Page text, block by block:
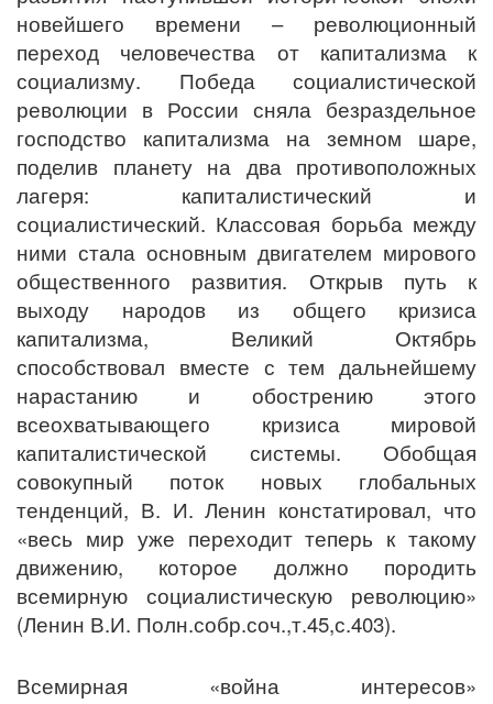
новейшего времени – революционный
переход человечества от капитализма к
социализму. Победа социалистической
революции в России сняла безраздельное
господство капитализма на земном шаре,
поделив планету на два противоположных
лагеря: капиталистический и
социалистический. Классовая борьба между
ними стала основным двигателем мирового
общественного развития. Открыв путь к
выходу народов из общего кризиса
капитализма, Великий Октябрь
способствовал вместе с тем дальнейшему
нарастанию и обострению этого
всеохватывающего кризиса мировой
капиталистической системы. Обобщая
совокупный поток новых глобальных
тенденций, В. И. Ленин констатировал, что
«весь мир уже переходит теперь к такому
движению, которое должно породить
всемирную социалистическую революцию»
(Ленин В.И. Полн.собр.соч.,т.45,с.403).
Всемирная «война интересов»